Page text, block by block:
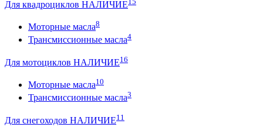
Для квадроциклов НАЛИЧИЕ
Моторные масла8
Трансмиссионные масла4
Для мотоциклов НАЛИЧИЕ16
Моторные масла10
Трансмиссионные масла3
Для снегоходов НАЛИЧИЕ11